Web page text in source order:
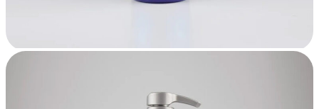
SHAMPOO
BBtox Absolute Repair